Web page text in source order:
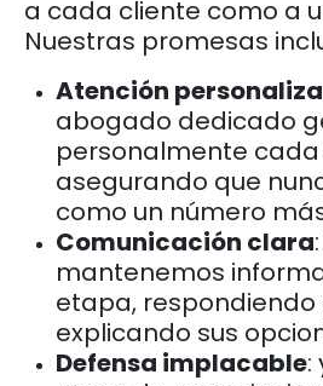
a cada cliente como a
Nuestras promesas
Atención
abogado dedicado
personalmente cada
asegurando que
como un número
Comunicación clara
mantenemos
etapa,
explicando sus
Defensa implacable: